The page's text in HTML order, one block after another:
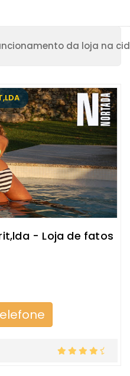
da loja na
- Loja de fatos